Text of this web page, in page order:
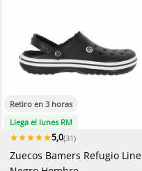
Retiro en 3 horas
Llega el lunes RM
5,0(31)
Zuecos Bamers Refugio Line